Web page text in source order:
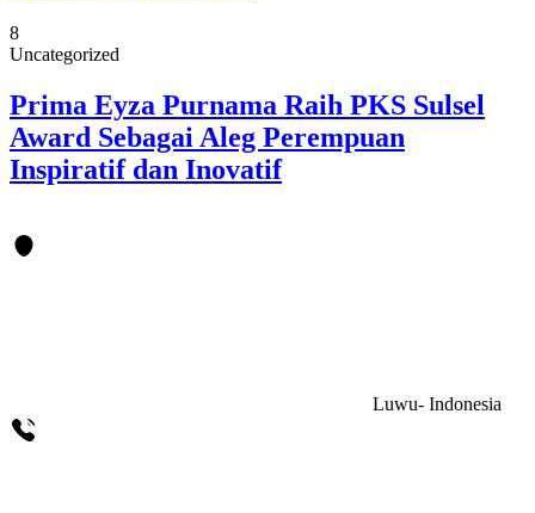
8
Uncategorized
Prima Eyza Purnama Raih PKS Sulsel
Award Sebagai Aleg Perempuan
Inspiratif dan Inovatif
Luwu- Indonesia